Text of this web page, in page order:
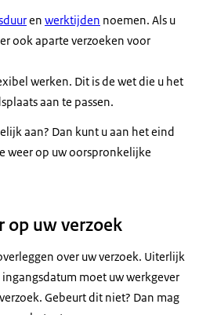
en werktijden noemen. Als u
ook aparte verzoeken voor
werken. Dit is de wet die u het
aan te passen.
aan? Dan kunt u aan het eind
weer op uw oorspronkelijke
op uw verzoek
over uw verzoek. Uiterlijk
moet uw werkgever
Gebeurt dit niet? Dan mag